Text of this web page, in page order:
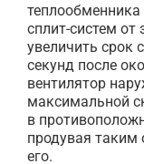
сплит-систем от
увеличить срок
секунд после
вентилятор
максимальной
в
продувая таким
его.